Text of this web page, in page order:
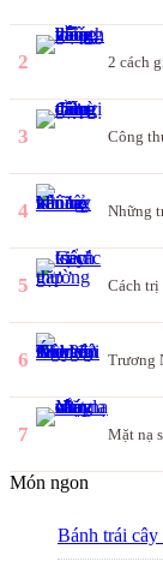
2 2 cách
3 Công
4 Những
5 Cách trị
6 Trương
7 Mặt nạ
Món ngon
Bánh trái cây